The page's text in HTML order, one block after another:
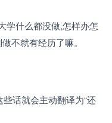
学什么都没做,怎样办怎
不就有经历了嘛。
话就会主动翻译为“还